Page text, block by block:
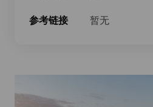
参考链接 暂无